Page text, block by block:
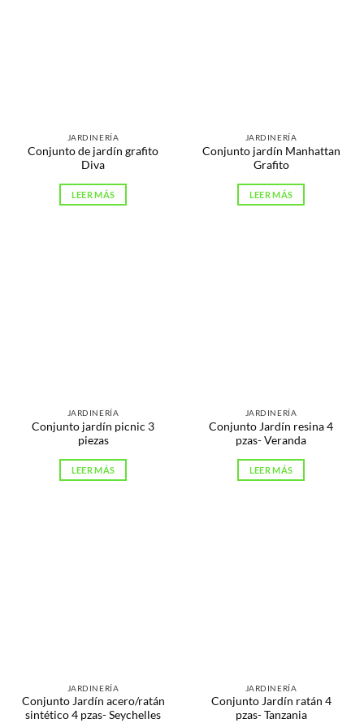
JARDINERÍA
Conjunto de jardín grafito
Diva
LEER MÁS
JARDINERÍA
Conjunto jardín Manhattan
Grafito
LEER MÁS
JARDINERÍA
Conjunto jardín picnic 3
piezas
LEER MÁS
JARDINERÍA
Conjunto Jardín resina 4
pzas- Veranda
LEER MÁS
JARDINERÍA
Conjunto Jardín acero/ratán
sintético 4 pzas- Seychelles
JARDINERÍA
Conjunto Jardín ratán 4
pzas- Tanzania